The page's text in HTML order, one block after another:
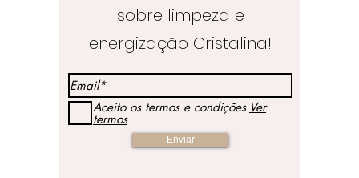
sobre limpeza e
energização Cristalina!
Aceito os termos e condições Ver
termos
Enviar